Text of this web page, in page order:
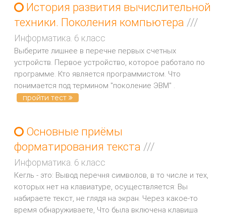
История развития вычислительной
техники. Поколения компьютера ///
Информатика. 6 класс
Выберите лишнее в перечне первых счетных
устройств. Первое устройство, которое работало по
программе. Кто является программистом. Что
понимается под термином "поколение ЭВМ" .
пройти тест
Основные приёмы
форматирования текста ///
Информатика. 6 класс
Кегль - это: Вывод перечня символов, в то числе и тех,
которых нет на клавиатуре, осуществляется: Вы
набираете текст, не глядя на экран. Через какое-то
время обнаруживаете, Что была включена клавиша